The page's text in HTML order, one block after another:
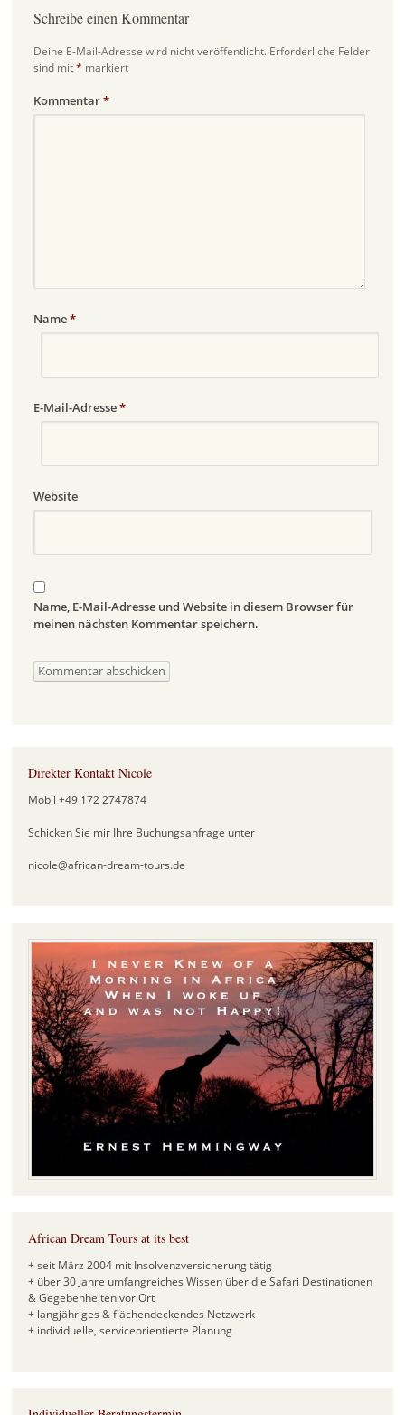
Schreibe einen Kommentar
Deine E-Mail-Adresse wird nicht veröffentlicht. Erforderliche Felder
sind mit* markiert
Kommentar*
Name*
E-Mail-Adresse*
Website
Name, E-Mail-Adresse und Website in diesem Browser für
meinen nächsten Kommentar speichern.
Direkter Kontakt Nicole
Mobil +49 172 2747874
Schicken Sie mir Ihre Buchungsanfrage unter
nicole@african-dream-tours.de
African Dream Tours at its best
+ seit März 2004 mit Insolvenzversicherung tätig
+ über 30 Jahre umfangreiches Wissen über die Safari Destinationen
& Gegebenheiten vor Ort
+ langjähriges & flächendeckendes Netzwerk
+ individuelle, serviceorientierte Planung